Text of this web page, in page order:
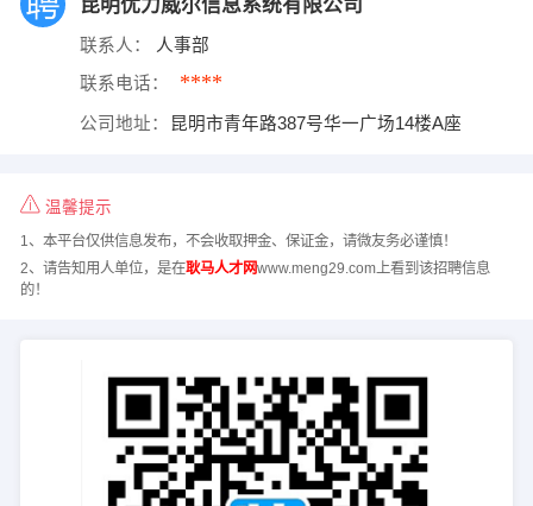
昆明优力威尔信息系统有限公司
联系人： 人事部
联系电话： ****
公司地址： 昆明市青年路387号华一广场14楼A座
温馨提示
1、本平台仅供信息发布，不会收取押金、保证金，请微友务必谨慎！
2、请告知用人单位，是在耿马人才网www.meng29.com上看到该招聘信息
的！